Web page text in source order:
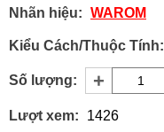
Nhãn hiệu: WAROM
Kiểu Cách/Thuộc Tính:
Số lượng: +
Lượt xem: 1426